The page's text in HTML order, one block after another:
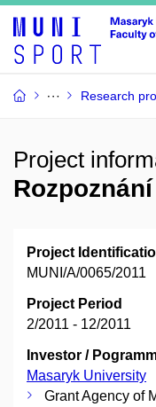
Research
Project
Project
MUNI/A/0065/2011
Project Period
2/2011 - 12/2011
Investor /
Masaryk University
Grant Agency of